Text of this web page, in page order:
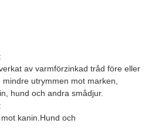
av varmförzinkad tråd före eller
utrymmen mot marken,
hund och andra smådjur.
kanin.Hund och